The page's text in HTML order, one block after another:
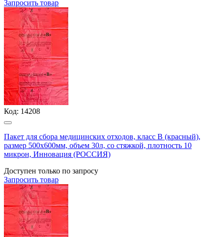
Запросить товар
Код: 14208
Пакет для сбора медицинских отходов, класс В (красный),
размер 500х600мм, объем 30л, со стяжкой, плотность 10
микрон, Инновация (РОССИЯ)
Доступен только по запросу
Запросить товар